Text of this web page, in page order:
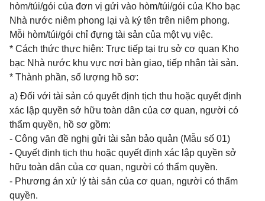
hòm/túi/gói của đơn vị gửi vào hòm/túi/gói của Kho bạc
Nhà nước niêm phong lại và ký tên trên niêm phong.
Mỗi hòm/túi/gói chỉ đựng tài sản của một vụ việc.
* Cách thức thực hiện: Trực tiếp tại trụ sở cơ quan Kho
bạc Nhà nước khu vực nơi bàn giao, tiếp nhận tài sản.
* Thành phần, số lượng hồ sơ:
a) Đối với tài sản có quyết định tịch thu hoặc quyết định
xác lập quyền sở hữu toàn dân của cơ quan, người có
thẩm quyền, hồ sơ gồm:
- Công văn đề nghị gửi tài sản bảo quản (Mẫu số 01)
- Quyết định tịch thu hoặc quyết định xác lập quyền sở
hữu toàn dân của cơ quan, người có thẩm quyền.
- Phương án xử lý tài sản của cơ quan, người có thẩm
quyền.